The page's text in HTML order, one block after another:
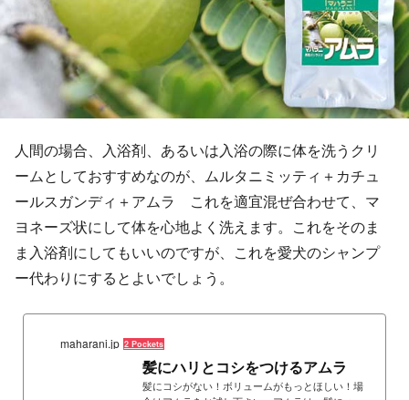
人間の場合、入浴剤、あるいは入浴の際に体を洗うクリ
ームとしておすすめなのが、ムルタニミッティ＋カチュ
ールスガンディ＋アムラ これを適宜混ぜ合わせて、マ
ヨネーズ状にして体を心地よく洗えます。これをそのま
ま入浴剤にしてもいいのですが、これを愛犬のシャンプ
ー代わりにするとよいでしょう。
maharani.jp 2 Pockets
髪にハリとコシをつけるアムラ
髪にコシがない！ボリュームがもっとほしい！場